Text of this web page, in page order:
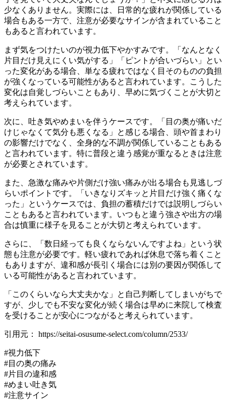
少なくありません。実際には、日常的な疲れが関係している
場合もある一方で、注意が必要なサインが含まれていること
もあると言われています。
まず気をつけたいのが視力低下やかすみです。「なんとなく
片目だけ見えにくい気がする」「ピントが合いづらい」とい
った変化がある場合、単なる疲れではなく目そのものの負担
が強くなっている可能性があると言われています。こうした
変化は自覚しづらいこともあり、早めに気づくことが大切と
考えられています。
次に、吐き気やめまいを伴うケースです。「目の奥が痛いだ
けじゃなくて気分も悪くなる」と感じる場合、頭や首まわり
の影響だけでなく、全身的な不調が関係していることもある
と言われています。特に普段と違う感覚が重なるときは注意
が必要とされています。
また、急激な痛みや片側だけ強い痛みが出る場合も見逃しづ
らいポイントです。「いきなりズキッと片目だけ強く痛くな
った」というケースでは、負担の蓄積だけでは説明しづらい
こともあると言われています。いつもと違う強さや出方の場
合は慎重に様子を見ることが大切と考えられています。
さらに、「数日経っても良くならないんですよね」という状
態も注意が必要です。軽い疲れであれば休息で落ち着くこと
もありますが、違和感が長引く場合には別の要因が関係して
いる可能性があると言われています。
「このくらいなら大丈夫かな」と自己判断してしまいがちで
すが、少しでも不安な変化が続く場合は早めに来院して検査
を受けることが安心につながると考えられています。
引用元： https://seitai-osusume-select.com/column/2533/
#視力低下
#目の奥の痛み
#片目の違和感
#めまい吐き気
#注意サイン